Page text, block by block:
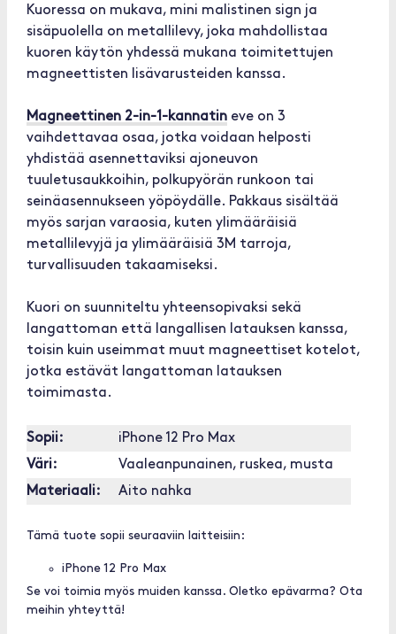
Kuoressa on mukava, mini malistinen sign ja
sisäpuolella on metallilevy, joka mahdollistaa
kuoren käytön yhdessä mukana toimitettujen
magneettisten lisävarusteiden kanssa.
Magneettinen 2-in-1-kannatin eve on 3
vaihdettavaa osaa, jotka voidaan helposti
yhdistää asennettaviksi ajoneuvon
tuuletusaukkoihin, polkupyörän runkoon tai
seinäasennukseen yöpöydälle. Pakkaus sisältää
myös sarjan varaosia, kuten ylimääräisiä
metallilevyjä ja ylimääräisiä 3M tarroja,
turvallisuuden takaamiseksi.
Kuori on suunniteltu yhteensopivaksi sekä
langattoman että langallisen latauksen kanssa,
toisin kuin useimmat muut magneettiset kotelot,
jotka estävät langattoman latauksen
toimimasta.
Sopii:
iPhone 12 Pro Max
Väri:
Vaaleanpunainen, ruskea, musta
Materiaali:
Aito nahka
Tämä tuote sopii seuraaviin laitteisiin:
iPhone 12 Pro Max
Se voi toimia myös muiden kanssa. Oletko epävarma? Ota
meihin yhteyttä!